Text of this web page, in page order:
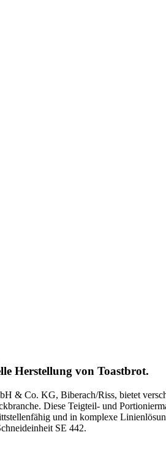
Herstellung von Toastbrot.
& Co. KG, Biberach/Riss, bietet
Diese Teigteil- und
und in komplexe
SE 442.